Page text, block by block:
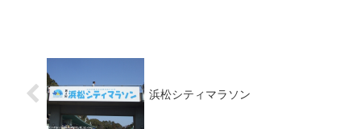
浜松シティマラソン